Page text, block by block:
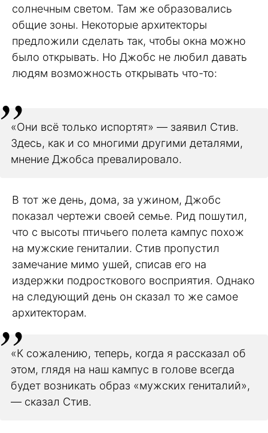
солнечным светом. Там же образовались
общие зоны. Некоторые архитекторы
предложили сделать так, чтобы окна можно
было открывать. Но Джобс не любил давать
людям возможность открывать что-то:
«Они всё только испортят» — заявил Стив.
Здесь, как и со многими другими деталями,
мнение Джобса превалировало.
В тот же день, дома, за ужином, Джобс
показал чертежи своей семье. Рид пошутил,
что с высоты птичьего полета кампус похож
на мужские гениталии. Стив пропустил
замечание мимо ушей, списав его на
издержки подросткового восприятия. Однако
на следующий день он сказал то же самое
архитекторам.
«К сожалению, теперь, когда я рассказал об
этом, глядя на наш кампус в голове всегда
будет возникать образ «мужских гениталий»,
— сказал Стив.